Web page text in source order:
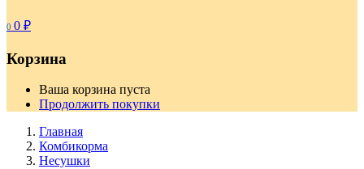
0 0 ₽
Корзина
Ваша корзина пуста
Продолжить покупки
Главная
Комбикорма
Несушки